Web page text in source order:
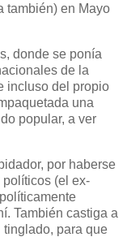
también) en Mayo
donde se ponía
de la
incluso del propio
una
popular, a ver
por haberse
políticos (el ex-
También castiga a
tinglado, para que